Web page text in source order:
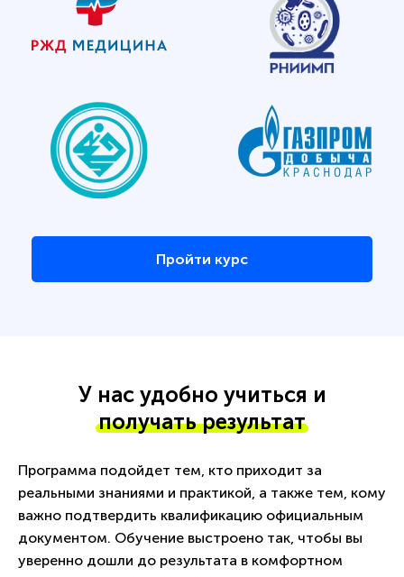
Пройти курс
У нас удобно учиться и
получать результат
Программа подойдет тем, кто приходит за
реальными знаниями и практикой, а также тем, кому
важно подтвердить квалификацию официальным
документом. Обучение выстроено так, чтобы вы
уверенно дошли до результата в комфортном